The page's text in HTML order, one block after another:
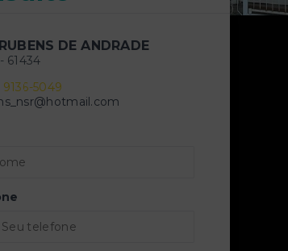
DE ANDRADE
61434
9136-5049